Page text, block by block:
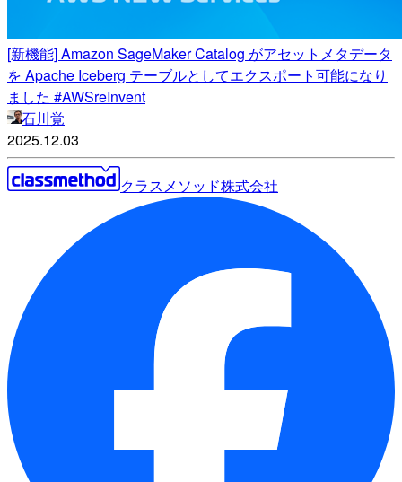
[新機能] Amazon SageMaker Catalog がアセットメタデータ
を Apache Iceberg テーブルとしてエクスポート可能になり
ました #AWSreInvent
石川覚
2025.12.03
クラスメソッド株式会社